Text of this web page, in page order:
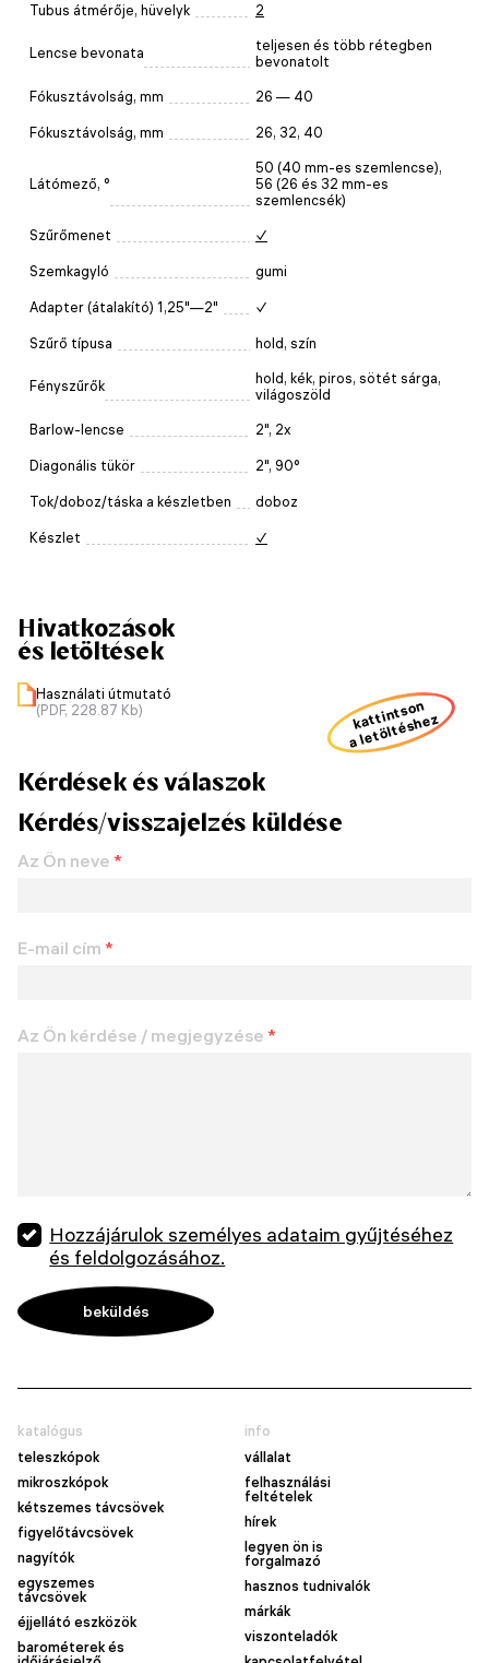
Tubus átmérője, hüvelyk 2
Lencse bevonata
teljesen és több rétegben
bevonatolt
Fókusztávolság, mm 26 — 40
Fókusztávolság, mm 26, 32, 40
Látómező, °
50 (40 mm-es szemlencse),
56 (26 és 32 mm-es
szemlencsék)
Szűrőmenet ✓
Szemkagyló gumi
Adapter (átalakító) 1,25"—2" ✓
Szűrő típusa hold, szín
Fényszűrők
hold, kék, piros, sötét sárga,
világoszöld
Barlow-lencse 2", 2x
Diagonális tükör 2", 90°
Tok/doboz/táska a készletben doboz
Készlet ✓
Hivatkozások
és letöltések
Használati útmutató
(PDF, 228.87 Kb)
kattintson
a letöltéshez
Kérdések és válaszok
Kérdés/visszajelzés küldése
Az Ön neve *
E-mail cím *
Az Ön kérdése / megjegyzése *
Hozzájárulok személyes adataim gyűjtéséhez
és feldolgozásához.
katalógus
teleszkópok
mikroszkópok
kétszemes távcsövek
figyelőtávcsövek
nagyítók
egyszemes
távcsövek
éjjellátó eszközök
barométerek és
info
vállalat
felhasználási
feltételek
hírek
legyen ön is
forgalmazó
hasznos tudnivalók
márkák
viszonteladók